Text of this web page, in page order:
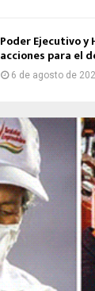
Poder Ejecutivo y
acciones para el
6 de agosto de